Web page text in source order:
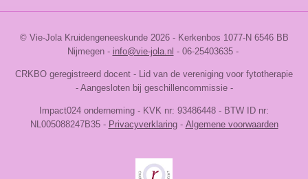
© Vie-Jola Kruidengeneeskunde 2026 - Kerkenbos 1077-N 6546 BB
Nijmegen- info@vie-jola.nl - 06-25403635 -
CRKBO geregistreerd docent - Lid van de vereniging voor fytotherapie
- Aangesloten bij geschillencommissie -
Impact024 onderneming - KVK nr: 93486448 - BTW ID nr:
NL005088247B35 - Privacyverklaring- Algemene voorwaarden